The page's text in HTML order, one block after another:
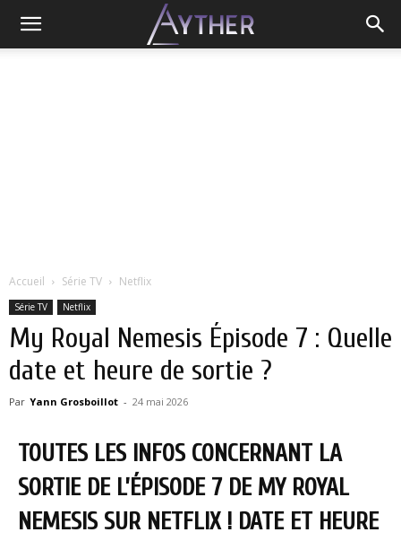
Accueil Série TV Netflix
Série TV Netflix
My Royal Nemesis Épisode 7 : Quelle
date et heure de sortie ?
Par Yann Grosboillot - 24 mai 2026
TOUTES LES INFOS CONCERNANT LA
SORTIE DE L’ÉPISODE 7 DE MY ROYAL
NEMESIS SUR NETFLIX ! DATE ET HEURE